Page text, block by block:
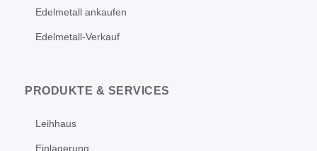
Edelmetall ankaufen
Edelmetall-Verkauf
PRODUKTE & SERVICES
Leihhaus
Einlagerung